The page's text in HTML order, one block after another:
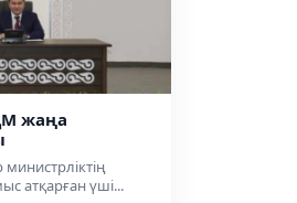
жаңа
атқарған үші...